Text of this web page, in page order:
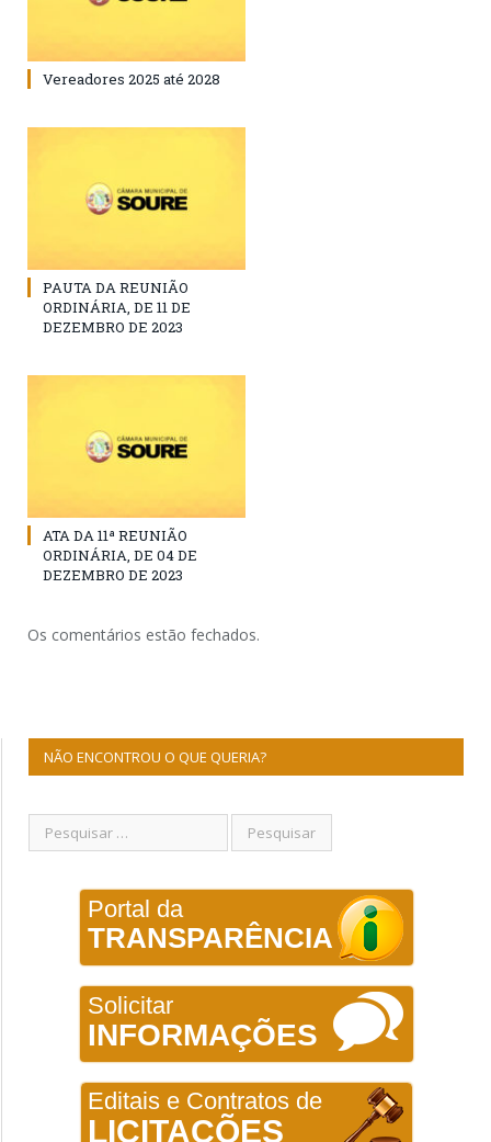
Vereadores 2025 até 2028
PAUTA DA REUNIÃO
ORDINÁRIA, DE 11 DE
DEZEMBRO DE 2023
ATA DA 11ª REUNIÃO
ORDINÁRIA, DE 04 DE
DEZEMBRO DE 2023
Os comentários estão fechados.
NÃO ENCONTROU O QUE QUERIA?
Portal da
TRANSPARÊNCIA
Solicitar
INFORMAÇÕES
Editais e Contratos de
LICITAÇÕES